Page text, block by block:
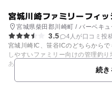
ります～♫
宮城川崎ファミリーフィ
宮城県柴田郡川崎町 / バーベキュ
3.5
4人が口コミ投
宮城川崎IC、笹谷ICのどちらから
しやすいファミリー向けの管理釣
あちゃんまで3世代でニジマス釣り
具まで揃っているので手ぶらでOK
ること間違いナシ！ 6月～9月のの夏時期には、魚のつかみ取り専用コー
続き